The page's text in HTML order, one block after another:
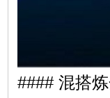
#### 混搭